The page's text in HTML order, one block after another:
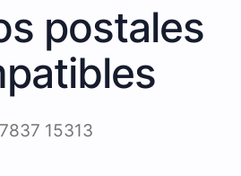
postales
15313